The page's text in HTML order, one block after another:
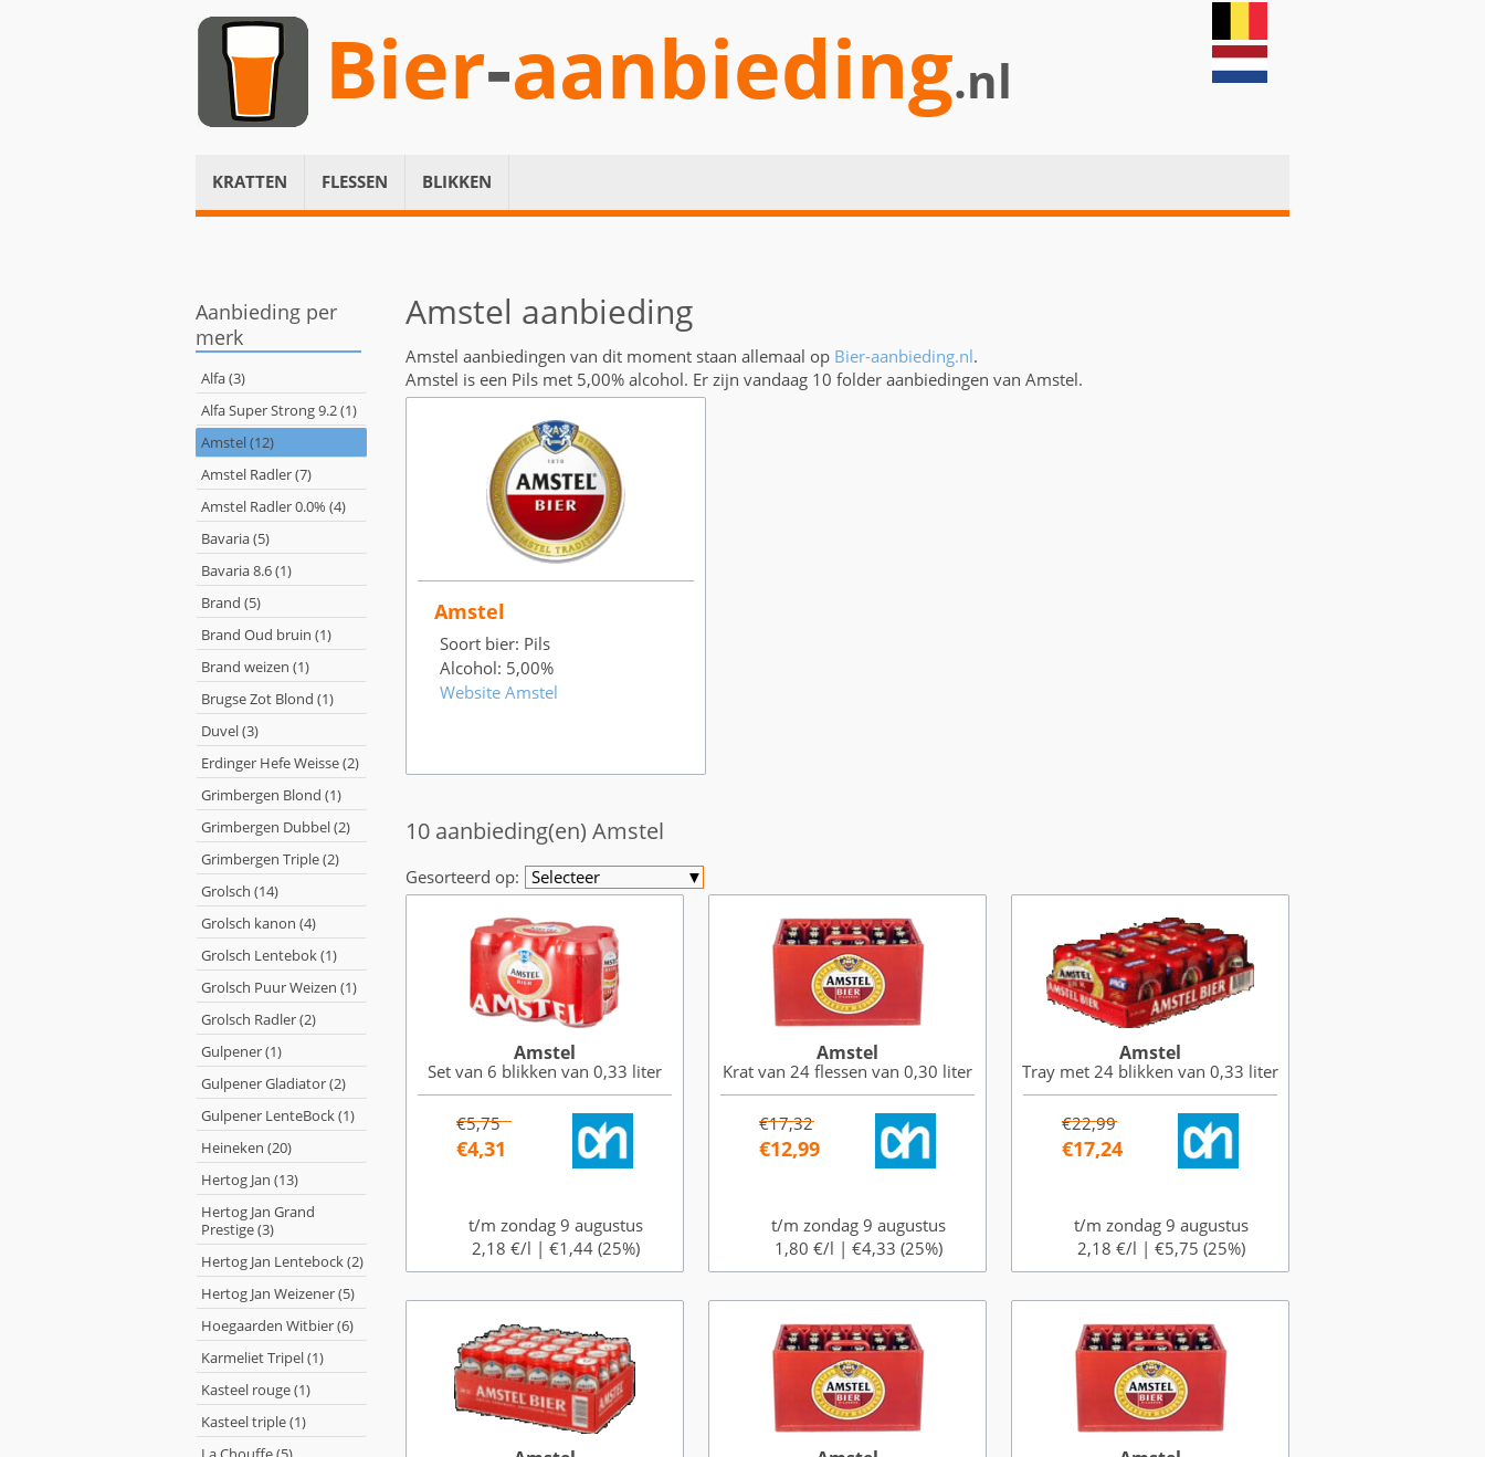
Bier-aanbieding.nl
KRATTEN FLESSEN BLIKKEN
Aanbieding per
merk
Alfa (3)
Alfa Super Strong 9.2 (1)
Amstel (12)
Amstel Radler (7)
Amstel Radler 0.0% (4)
Bavaria (5)
Bavaria 8.6 (1)
Brand (5)
Brand Oud bruin (1)
Brand weizen (1)
Brugse Zot Blond (1)
Duvel (3)
Erdinger Hefe Weisse (2)
Grimbergen Blond (1)
Grimbergen Dubbel (2)
Grimbergen Triple (2)
Grolsch (14)
Grolsch kanon (4)
Grolsch Lentebok (1)
Grolsch Puur Weizen (1)
Grolsch Radler (2)
Gulpener (1)
Gulpener Gladiator (2)
Gulpener LenteBock (1)
Heineken (20)
Hertog Jan (13)
Hertog Jan Grand
Prestige (3)
Hertog Jan Lentebock (2)
Hertog Jan Weizener (5)
Hoegaarden Witbier (6)
Karmeliet Tripel (1)
Kasteel rouge (1)
Kasteel triple (1)
Amstel aanbieding
Amstel aanbiedingen van dit moment staan allemaal op Bier-aanbieding.nl.
Amstel is een Pils met 5,00% alcohol. Er zijn vandaag 10 folder aanbiedingen van Amstel.
Amstel
Soort bier: Pils
Alcohol: 5,00%
Website Amstel
10 aanbieding(en) Amstel
Gesorteerd op: Selecteer ▼
Amstel
Set van 6 blikken van 0,33 liter
€5,75
€4,31
t/m zondag 9 augustus
2,18 €/l | €1,44 (25%)
Amstel
Krat van 24 flessen van 0,30 liter
€17,32
€12,99
t/m zondag 9 augustus
1,80 €/l | €4,33 (25%)
Amstel
Tray met 24 blikken van 0,33 liter
€22,99
€17,24
t/m zondag 9 augustus
2,18 €/l | €5,75 (25%)